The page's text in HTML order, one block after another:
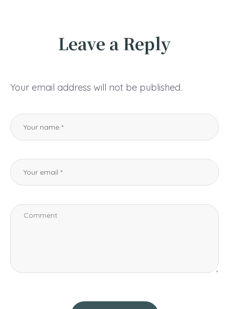
Leave a Reply
Your email address will not be published.